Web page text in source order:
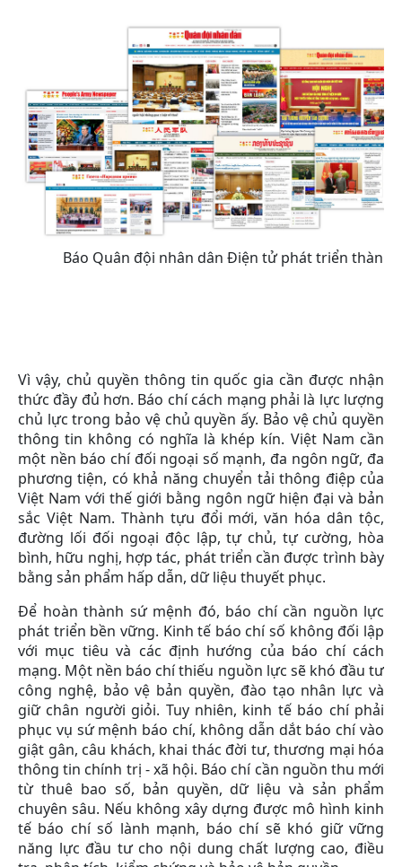
Báo Quân đội nhân dân Điện tử phát triển thành
Vì vậy, chủ quyền thông tin quốc gia cần được nhận
thức đầy đủ hơn. Báo chí cách mạng phải là lực lượng
chủ lực trong bảo vệ chủ quyền ấy. Bảo vệ chủ quyền
thông tin không có nghĩa là khép kín. Việt Nam cần
một nền báo chí đối ngoại số mạnh, đa ngôn ngữ, đa
phương tiện, có khả năng chuyển tải thông điệp của
Việt Nam với thế giới bằng ngôn ngữ hiện đại và bản
sắc Việt Nam. Thành tựu đổi mới, văn hóa dân tộc,
đường lối đối ngoại độc lập, tự chủ, tự cường, hòa
bình, hữu nghị, hợp tác, phát triển cần được trình bày
bằng sản phẩm hấp dẫn, dữ liệu thuyết phục.
Để hoàn thành sứ mệnh đó, báo chí cần nguồn lực
phát triển bền vững. Kinh tế báo chí số không đối lập
với mục tiêu và các định hướng của báo chí cách
mạng. Một nền báo chí thiếu nguồn lực sẽ khó đầu tư
công nghệ, bảo vệ bản quyền, đào tạo nhân lực và
giữ chân người giỏi. Tuy nhiên, kinh tế báo chí phải
phục vụ sứ mệnh báo chí, không dẫn dắt báo chí vào
giật gân, câu khách, khai thác đời tư, thương mại hóa
thông tin chính trị - xã hội. Báo chí cần nguồn thu mới
từ thuê bao số, bản quyền, dữ liệu và sản phẩm
chuyên sâu. Nếu không xây dựng được mô hình kinh
tế báo chí số lành mạnh, báo chí sẽ khó giữ vững
năng lực đầu tư cho nội dung chất lượng cao, điều